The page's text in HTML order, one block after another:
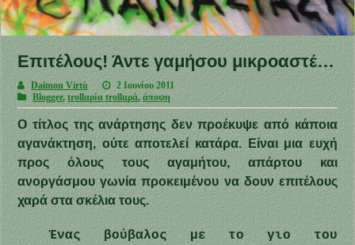
Επιτέλους! Άντε γαμήσου μικροαστέ…
Daimon Virtù
2 Ιουνίου 2011
Blogger,trollαρία trollαρά,άποψη
Ο τίτλος της ανάρτησης δεν προέκυψε από κάποια
αγανάκτηση, ούτε αποτελεί κατάρα. Είναι μια ευχή
προς όλους τους αγαμήτου, απάρτου και
ανοργάσμου γωνία προκειμένου να δουν επιτέλους
χαρά στα σκέλια τους.
Ένας βούβαλος με το γιο του